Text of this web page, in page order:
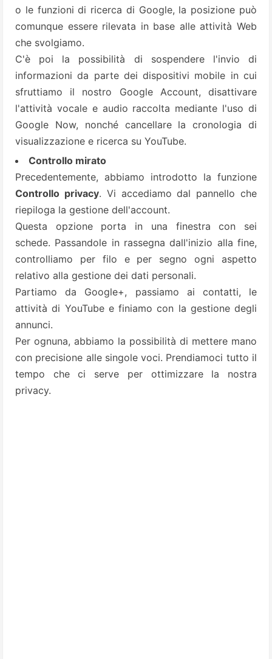
o le funzioni di ricerca di Google, la posizione può
comunque essere rilevata in base alle attività Web
che svolgiamo.
C'è poi la possibilità di sospendere l'invio di
informazioni da parte dei dispositivi mobile in cui
sfruttiamo il nostro Google Account, disattivare
l'attività vocale e audio raccolta mediante l'uso di
Google Now, nonché cancellare la cronologia di
visualizzazione e ricerca su YouTube.
Controllo mirato
Precedentemente, abbiamo introdotto la funzione
Controllo privacy. Vi accediamo dal pannello che
riepiloga la gestione dell'account.
Questa opzione porta in una finestra con sei
schede. Passandole in rassegna dall'inizio alla fine,
controlliamo per filo e per segno ogni aspetto
relativo alla gestione dei dati personali.
Partiamo da Google+, passiamo ai contatti, le
attività di YouTube e finiamo con la gestione degli
annunci.
Per ognuna, abbiamo la possibilità di mettere mano
con precisione alle singole voci. Prendiamoci tutto il
tempo che ci serve per ottimizzare la nostra
privacy.